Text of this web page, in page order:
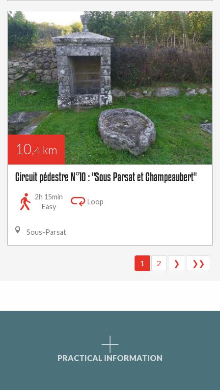
10,4 km
Circuit pédestre N°10 : "Sous Parsat et Champeaubert"
2h 15min
Easy
Loop
Sous-Parsat
1 2 ❯ ❯❯
PRACTICAL INFORMATION